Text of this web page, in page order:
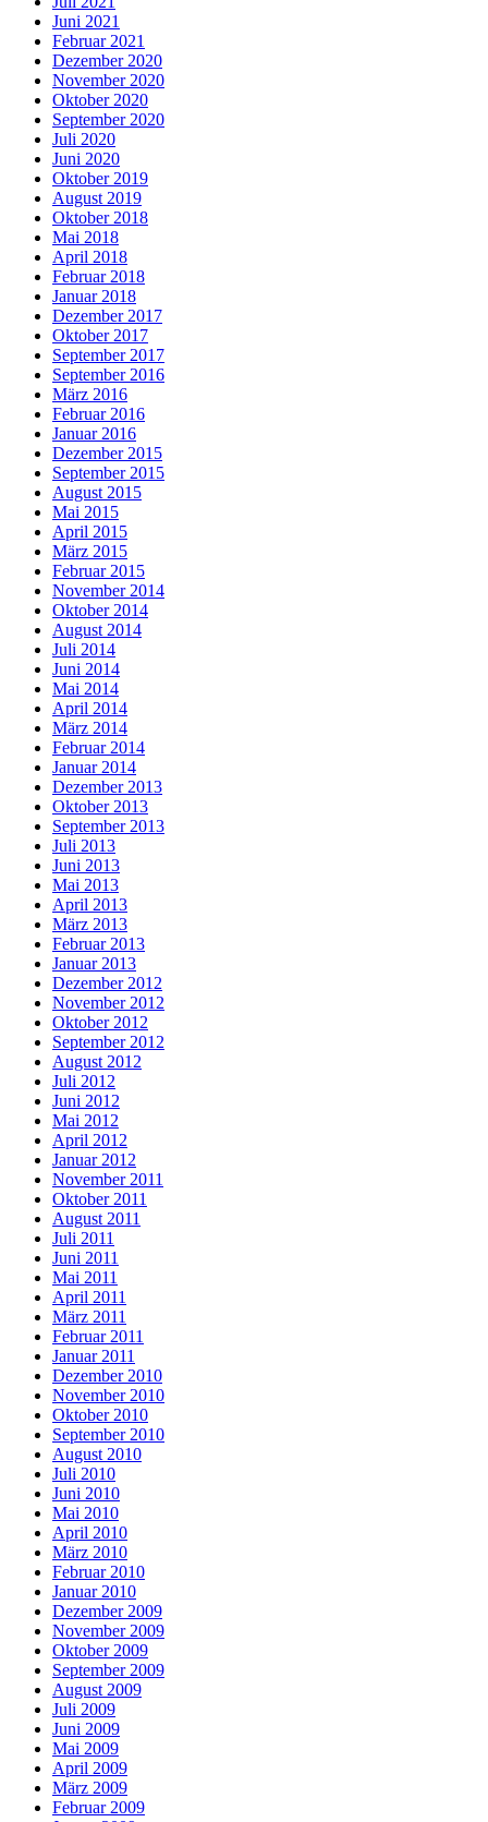
Juni 2021
Februar 2021
Dezember 2020
November 2020
Oktober 2020
September 2020
Juli 2020
Juni 2020
Oktober 2019
August 2019
Oktober 2018
Mai 2018
April 2018
Februar 2018
Januar 2018
Dezember 2017
Oktober 2017
September 2017
September 2016
März 2016
Februar 2016
Januar 2016
Dezember 2015
September 2015
August 2015
Mai 2015
April 2015
März 2015
Februar 2015
November 2014
Oktober 2014
August 2014
Juli 2014
Juni 2014
Mai 2014
April 2014
März 2014
Februar 2014
Januar 2014
Dezember 2013
Oktober 2013
September 2013
Juli 2013
Juni 2013
Mai 2013
April 2013
März 2013
Februar 2013
Januar 2013
Dezember 2012
November 2012
Oktober 2012
September 2012
August 2012
Juli 2012
Juni 2012
Mai 2012
April 2012
Januar 2012
November 2011
Oktober 2011
August 2011
Juli 2011
Juni 2011
Mai 2011
April 2011
März 2011
Februar 2011
Januar 2011
Dezember 2010
November 2010
Oktober 2010
September 2010
August 2010
Juli 2010
Juni 2010
Mai 2010
April 2010
März 2010
Februar 2010
Januar 2010
Dezember 2009
November 2009
Oktober 2009
September 2009
August 2009
Juli 2009
Juni 2009
Mai 2009
April 2009
März 2009
Februar 2009